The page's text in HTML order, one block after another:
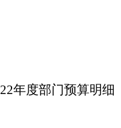
22年度部门预算明细